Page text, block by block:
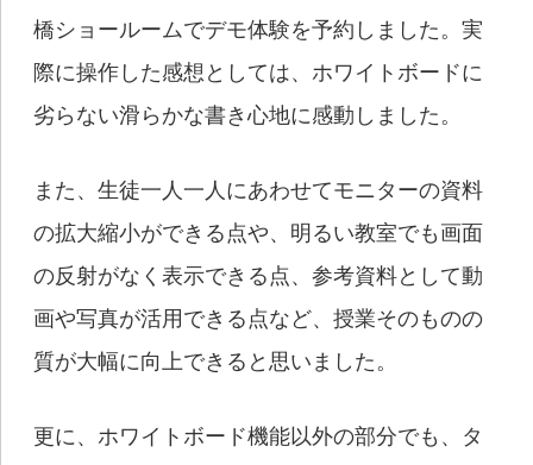
橋ショールームでデモ体験を予約しました。実
際に操作した感想としては、ホワイトボードに
劣らない滑らかな書き心地に感動しました。
また、生徒一人一人にあわせてモニターの資料
の拡大縮小ができる点や、明るい教室でも画面
の反射がなく表示できる点、参考資料として動
画や写真が活用できる点など、授業そのものの
質が大幅に向上できると思いました。
更に、ホワイトボード機能以外の部分でも、タ